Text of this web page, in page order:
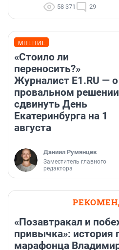
58 371 29
МНЕНИЕ
«Стоило ли
переносить?»
Журналист E1.RU — о
провальном решении
сдвинуть День
Екатеринбурга на 1
августа
Даниил Румянцев
Заместитель главного
редактора
«Позавтракал и
привычка»: история
марафонца